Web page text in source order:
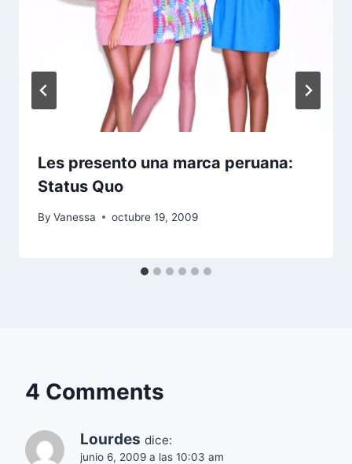
Les presento una marca peruana:
Status Quo
By Vanessa octubre 19, 2009
4 Comments
Lourdes dice:
junio 6, 2009 a las 10:03 am